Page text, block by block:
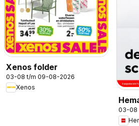
Xenos folder
03-08 t/m 09-08-2026
Xenos
03-08